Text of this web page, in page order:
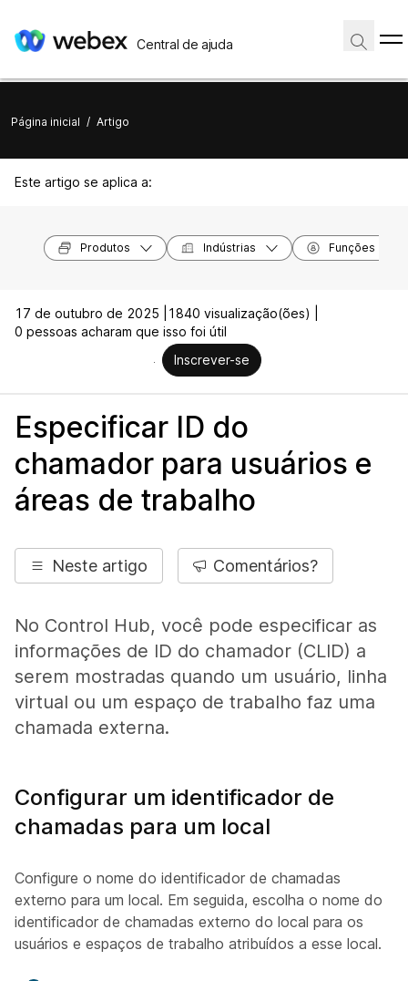
Central de ajuda
Página inicial / Artigo
Este artigo se aplica a:
Produtos Indústrias Funções
17 de outubro de 2025 |
1840 visualização(ões) |
0 pessoas acharam que isso foi útil
Inscrever-se
Especificar ID do
chamador para usuários e
áreas de trabalho
Neste artigo Comentários?
No Control Hub, você pode especificar as
informações de ID do chamador (CLID) a
serem mostradas quando um usuário, linha
virtual ou um espaço de trabalho faz uma
chamada externa.
Configurar um identificador de
chamadas para um local
Configure o nome do identificador de chamadas
externo para um local. Em seguida, escolha o nome do
identificador de chamadas externo do local para os
usuários e espaços de trabalho atribuídos a esse local.